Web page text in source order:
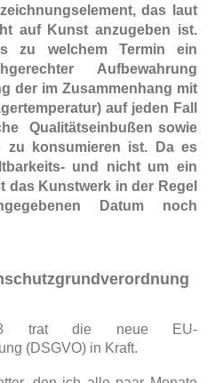
das laut
auf Kunst anzugeben ist.
zu welchem Termin ein
Aufbewahrung
der im Zusammenhang mit
auf jeden Fall
Qualitätseinbußen sowie
zu konsumieren ist. Da es
und nicht um ein
das Kunstwerk in der Regel
Datum noch
trat die neue EU-
(DSGVO) in Kraft.